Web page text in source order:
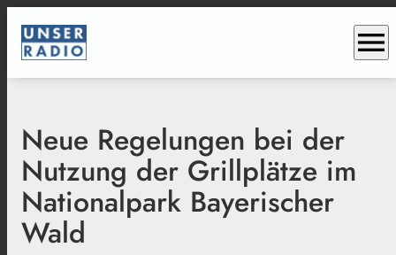
menu
Neue Regelungen bei der
Nutzung der Grillplätze im
Nationalpark Bayerischer
Wald